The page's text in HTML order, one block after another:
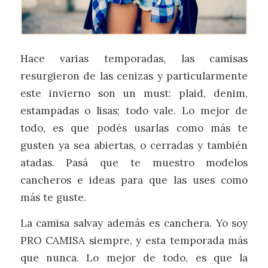
Hace varias temporadas, las camisas
resurgieron de las cenizas y particularmente
este invierno son un must: plaid, denim,
estampadas o lisas; todo vale. Lo mejor de
todo, es que podés usarlas como más te
gusten ya sea abiertas, o cerradas y también
atadas. Pasá que te muestro modelos
cancheros e ideas para que las uses como
más te guste.
La camisa salvay además es canchera. Yo soy
PRO CAMISA siempre, y esta temporada más
que nunca. Lo mejor de todo, es que la